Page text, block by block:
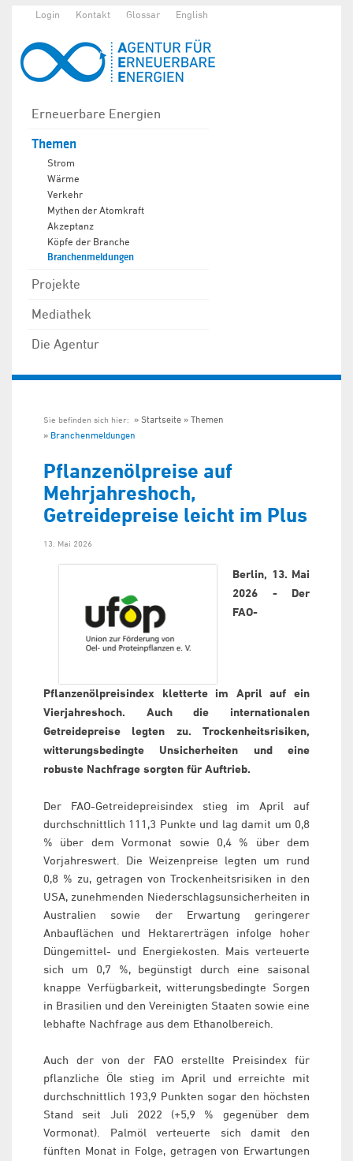
Login Kontakt Glossar English
Erneuerbare Energien
Themen
Strom
Wärme
Verkehr
Mythen der Atomkraft
Akzeptanz
Köpfe der Branche
Branchenmeldungen
Projekte
Mediathek
Die Agentur
Sie befinden sich hier: Startseite
Themen
Branchenmeldungen
Pflanzenölpreise auf
Mehrjahreshoch,
Getreidepreise leicht im Plus
13. Mai 2026
Berlin, 13. Mai
2026 - Der
FAO-
Pflanzenölpreisindex kletterte im April auf ein
Vierjahreshoch. Auch die internationalen
Getreidepreise legten zu. Trockenheitsrisiken,
witterungsbedingte Unsicherheiten und eine
robuste Nachfrage sorgten für Auftrieb.
Der FAO-Getreidepreisindex stieg im April auf
durchschnittlich 111,3 Punkte und lag damit um 0,8
% über dem Vormonat sowie 0,4 % über dem
Vorjahreswert. Die Weizenpreise legten um rund
0,8 % zu, getragen von Trockenheitsrisiken in den
USA, zunehmenden Niederschlagsunsicherheiten in
Australien sowie der Erwartung geringerer
Anbauflächen und Hektarerträgen infolge hoher
Düngemittel- und Energiekosten. Mais verteuerte
sich um 0,7 %, begünstigt durch eine saisonal
knappe Verfügbarkeit, witterungsbedingte Sorgen
in Brasilien und den Vereinigten Staaten sowie eine
lebhafte Nachfrage aus dem Ethanolbereich.
Auch der von der FAO erstellte Preisindex für
pflanzliche Öle stieg im April und erreichte mit
durchschnittlich 193,9 Punkten sogar den höchsten
Stand seit Juli 2022 (+5,9 % gegenüber dem
Vormonat). Palmöl verteuerte sich damit den
fünften Monat in Folge, getragen von Erwartungen